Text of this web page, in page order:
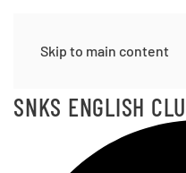
Skip to main content
SNKS
SNKS ENGLISH